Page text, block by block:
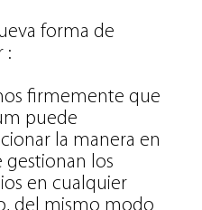
forma de
:
firmemente que
puede
la manera en
gestionan los
en cualquier